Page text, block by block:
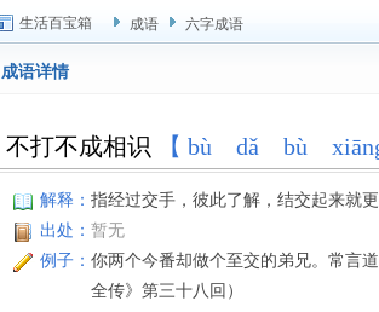
生活百宝箱 成语 六字成语
成语详情
不打不成相识 【 bù dǎ bù
解释： 指经过交手，彼此了解，结交起来就
出处： 暂无
例子： 你两个今番却做个至交的弟兄。常言
全传》第三十八回）